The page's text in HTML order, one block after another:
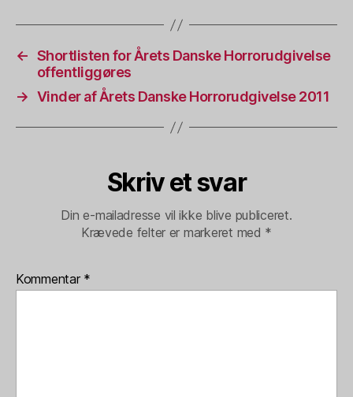
← Shortlisten for Årets Danske Horrorudgivelse
offentliggøres
→ Vinder af Årets Danske Horrorudgivelse 2011
Skriv et svar
Din e-mailadresse vil ikke blive publiceret.
Krævede felter er markeret med *
Kommentar *